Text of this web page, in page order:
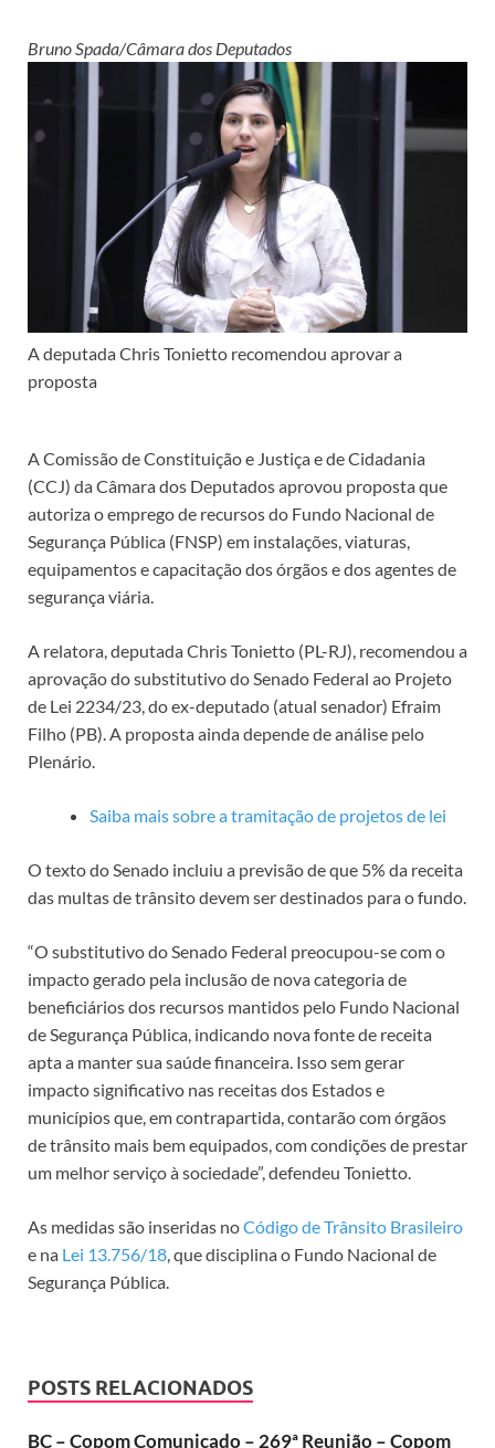
Bruno Spada/Câmara dos Deputados
A deputadaChris Tonietto recomendou aprovar a
proposta
A Comissão de Constituição e Justiça e de Cidadania
(CCJ) da Câmara dos Deputados aprovou proposta que
autoriza o emprego de recursos do Fundo Nacional de
Segurança Pública (FNSP) em instalações, viaturas,
equipamentos e capacitação dos órgãos e dos agentes de
segurança viária.
A relatora, deputada Chris Tonietto (PL-RJ), recomendou a
aprovação dosubstitutivodo Senado Federal ao Projeto
de Lei 2234/23, do ex-deputado (atual senador) Efraim
Filho (PB). A proposta ainda depende de análise pelo
Plenário.
Saiba mais sobre a tramitação de projetos de lei
O texto do Senado incluiu a previsão de que 5% da receita
das multas de trânsito devem ser destinados para o fundo.
“O substitutivo do Senado Federal preocupou-se com o
impacto gerado pela inclusão de nova categoria de
beneficiários dos recursos mantidos pelo Fundo Nacional
de Segurança Pública, indicando nova fonte de receita
apta a manter sua saúde financeira. Isso sem gerar
impacto significativo nas receitas dos Estados e
municípios que, em contrapartida, contarão com órgãos
de trânsito mais bem equipados, com condições de prestar
um melhor serviço à sociedade”, defendeu Tonietto.
As medidas são inseridas noCódigo de Trânsito Brasileiro
e na Lei 13.756/18, que disciplina o Fundo Nacional de
Segurança Pública.
POSTS RELACIONADOS
BC – Copom Comunicado – 269ª Reunião – Copom